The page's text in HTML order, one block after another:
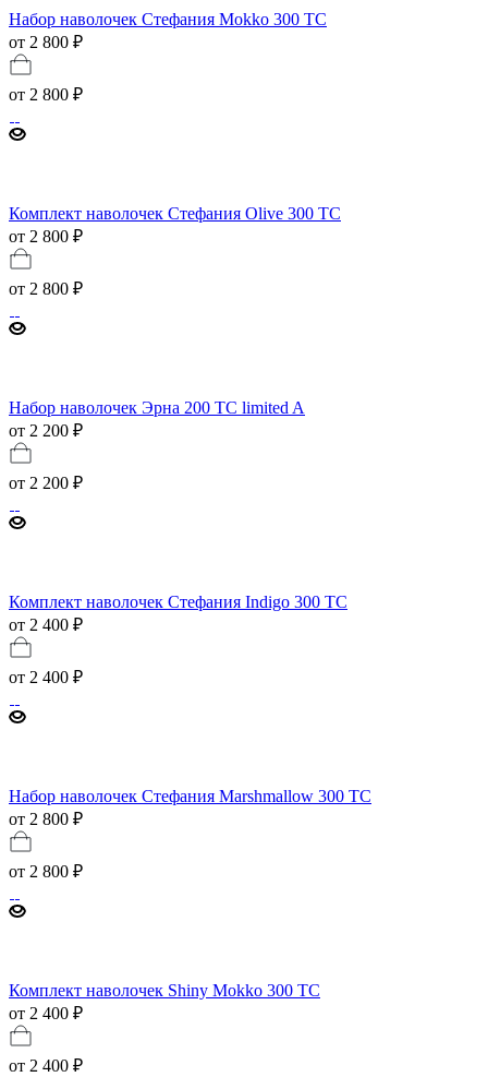
Набор наволочек Стефания Mokko 300 ТС
от 2 800 ₽
от 2 800 ₽
Комплект наволочек Стефания Olive 300 ТС
от 2 800 ₽
от 2 800 ₽
Набор наволочек Эрна 200 TC limited A
от 2 200 ₽
от 2 200 ₽
Комплект наволочек Стефания Indigo 300 TC
от 2 400 ₽
от 2 400 ₽
Набор наволочек Стефания Marshmallow 300 ТС
от 2 800 ₽
от 2 800 ₽
Комплект наволочек Shiny Mokko 300 TC
от 2 400 ₽
от 2 400 ₽